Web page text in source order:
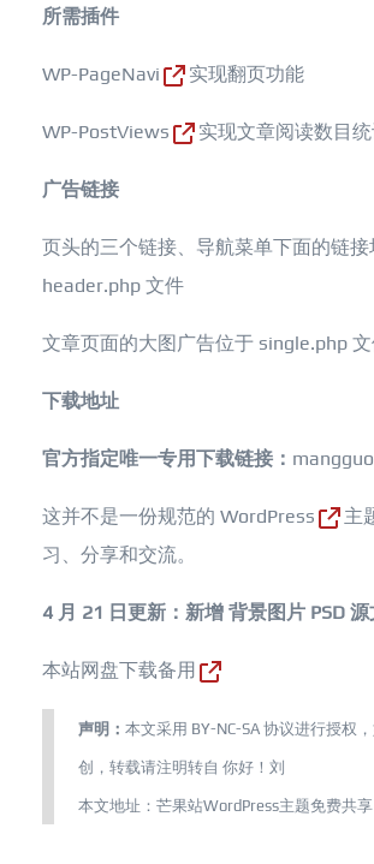
所需插件
WP-PageNavi 实现翻页功能
WP-PostViews 实现文章阅读数目
广告链接
页头的三个链接、导航菜单下面的链接
header.php 文件
文章页面的大图广告位于 single.php
下载地址
官方指定唯一专用下载链接：
这并不是一份规范的 WordPress
主
习、分享和交流。
4 月 21 日更新：新增 背景图片 PSD
本站网盘下载备用
声明： 本文采用 BY-NC-SA 协议进行授权
创，转载请注明转自 你好！刘
本文地址： 芒果站WordPress主题免费共享